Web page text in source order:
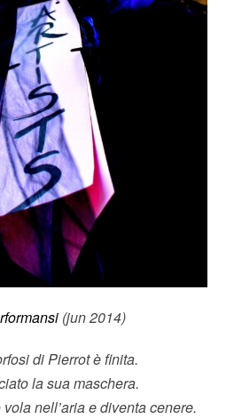
(jun 2014)
di Pierrot è finita.
la sua maschera.
nell’aria e diventa cenere.